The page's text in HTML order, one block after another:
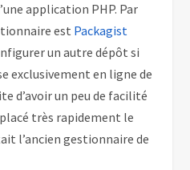
application PHP. Par
est Packagist
un autre dépôt si
exclusivement en ligne de
d’avoir un peu de facilité
très rapidement le
l’ancien gestionnaire de